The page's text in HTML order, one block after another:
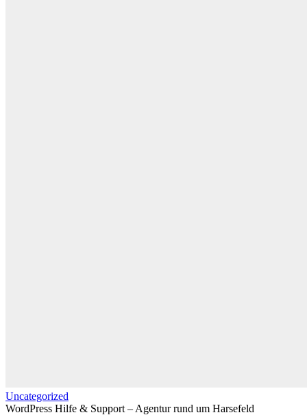
Uncategorized
WordPress Hilfe & Support – Agentur rund um Harsefeld